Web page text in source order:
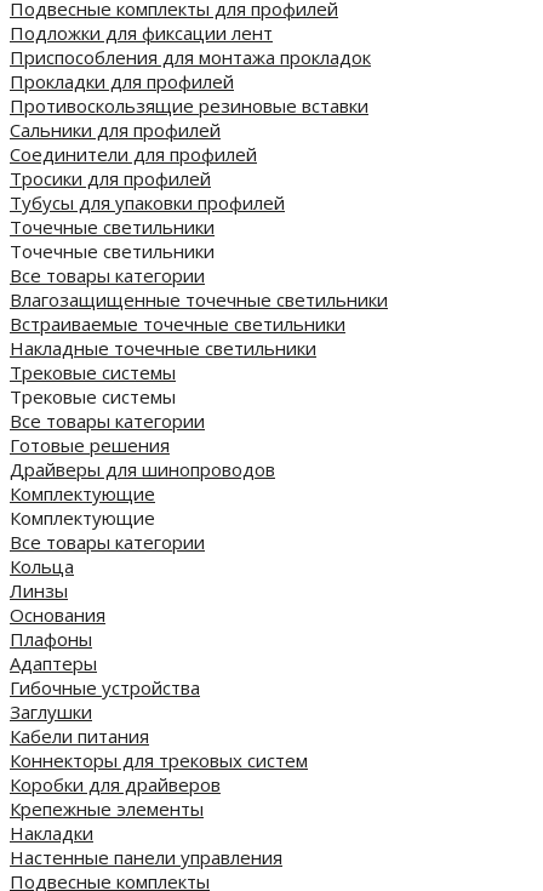
Подвесные комплекты для профилей
Подложки для фиксации лент
Приспособления для монтажа прокладок
Прокладки для профилей
Противоскользящие резиновые вставки
Сальники для профилей
Соединители для профилей
Тросики для профилей
Тубусы для упаковки профилей
Точечные светильники
Точечные светильники
Все товары категории
Влагозащищенные точечные светильники
Встраиваемые точечные светильники
Накладные точечные светильники
Трековые системы
Трековые системы
Все товары категории
Готовые решения
Драйверы для шинопроводов
Комплектующие
Комплектующие
Все товары категории
Кольца
Линзы
Основания
Плафоны
Адаптеры
Гибочные устройства
Заглушки
Кабели питания
Коннекторы для трековых систем
Коробки для драйверов
Крепежные элементы
Накладки
Настенные панели управления
Подвесные комплекты